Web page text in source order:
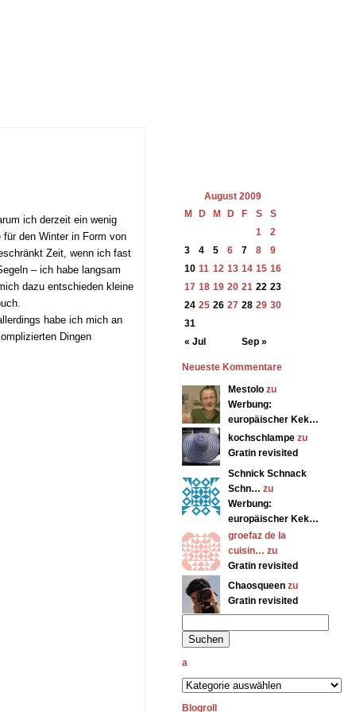
ich derzeit ein wenig
den Winter in Form von
Zeit, wenn ich fast
– ich habe langsam
dazu entschieden kleine
habe ich mich an
Dingen
August 2009
M
D M D F S S
« Jul Sep »
1
2
3
4 5 6 7 8
9
10 11 12 13 14 15 16
17 18 19 20 21 22 23
24 25 26 27 28 29 30
31
Neueste Kommentare
Mestolo zu
Werbung:
europäischer Kek…
kochschlampe zu
Gratin revisited
Schnick Schnack
Schn… zu
Werbung:
europäischer Kek…
groefaz de la
cuisin… zu
Gratin revisited
Chaosqueen zu
Gratin revisited
a
Blogroll